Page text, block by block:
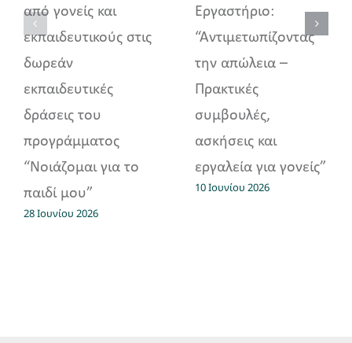
από γονείς και
εκπαιδευτικούς στις
δωρεάν
εκπαιδευτικές
δράσεις του
προγράμματος
“Νοιάζομαι για το
παιδί μου”
28 Ιουνίου 2026
Εργαστήριο:
“Αντιμετωπίζοντας
την απώλεια –
Πρακτικές
συμβουλές,
ασκήσεις και
εργαλεία για γονείς”
10 Ιουνίου 2026